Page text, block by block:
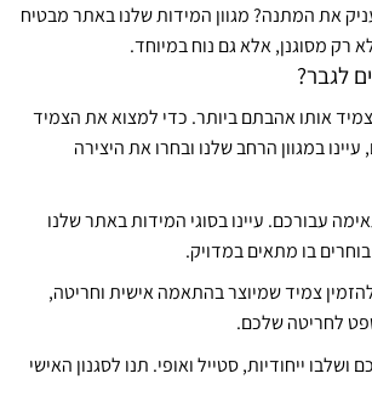
את המתנה? מגוון המידות שלנו באתר מבטיח
רק מסוגנן, אלא גם נוח במיוחד.
לגבר?
אותו אהבתם ביותר. כדי למצוא את הצמיד
במגוון הרחב שלנו ובחרו את היצירה
עבורכם. עיינו בסוגי המידות באתר שלנו
בו מתאים במדויק.
צמיד שמיוצר בהתאמה אישית וחריטה,
לחריטה שלכם.
ייחודיות, סטייל ואופי. תנו לסגנון האישי